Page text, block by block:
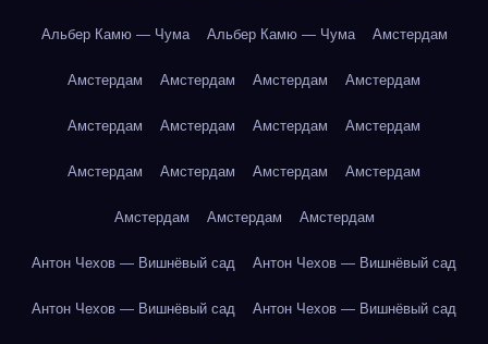
Альбер Камю — Чума Альбер Камю — Чума Амстердам
Амстердам Амстердам Амстердам Амстердам
Амстердам Амстердам Амстердам Амстердам
Амстердам Амстердам Амстердам Амстердам
Амстердам Амстердам Амстердам
Антон Чехов — Вишнёвый сад Антон Чехов — Вишнёвый сад
Антон Чехов — Вишнёвый сад Антон Чехов — Вишнёвый сад